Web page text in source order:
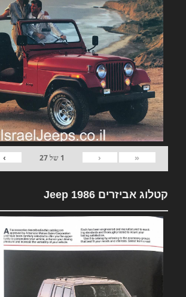
«
‹
1 של27
›
קטלוג אביזרים Jeep 1986